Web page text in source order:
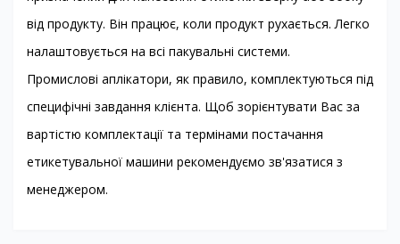
від продукту. Він працює, коли продукт рухається. Легко
налаштовується на всі пакувальні системи.
Промислові аплікатори, як правило, комплектуються під
специфічні завдання клієнта. Щоб зорієнтувати Вас за
вартістю комплектації та термінами постачання
етикетувальної машини рекомендуємо зв'язатися з
менеджером.